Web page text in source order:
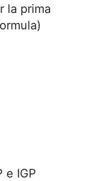
la prima
e IGP